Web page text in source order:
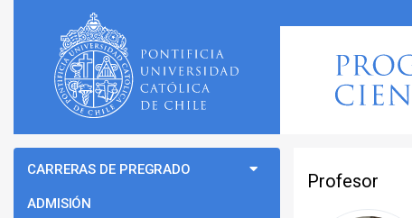
Profesor
CARRERAS DE PREGRADO
ADMISIÓN